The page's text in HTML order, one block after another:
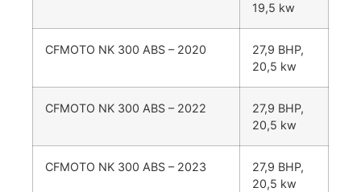
19,5 kw
CFMOTO NK 300 ABS – 2020
27,9 BHP,
20,5 kw
CFMOTO NK 300 ABS – 2022
27,9 BHP,
20,5 kw
CFMOTO NK 300 ABS – 2023
27,9 BHP,
20,5 kw